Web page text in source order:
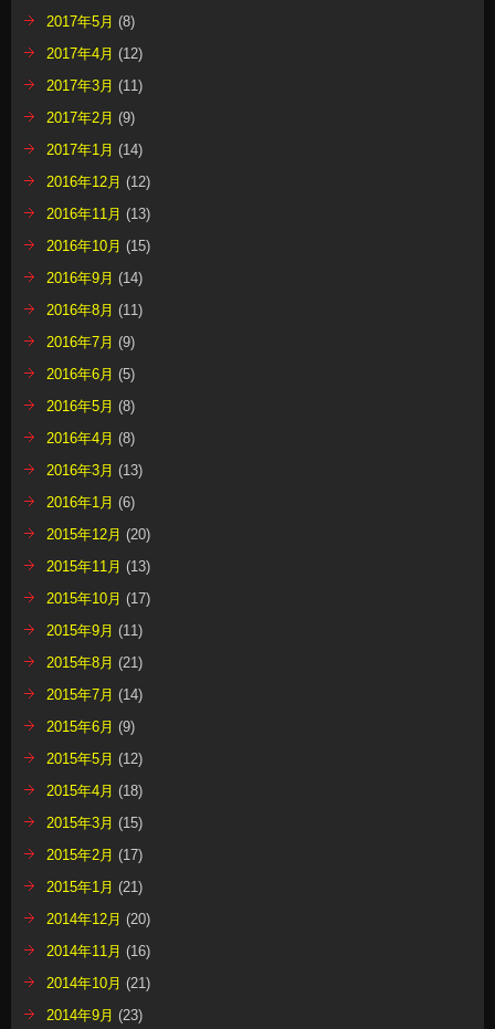
2017年5月 (8)
2017年4月 (12)
2017年3月 (11)
2017年2月 (9)
2017年1月 (14)
2016年12月 (12)
2016年11月 (13)
2016年10月 (15)
2016年9月 (14)
2016年8月 (11)
2016年7月 (9)
2016年6月 (5)
2016年5月 (8)
2016年4月 (8)
2016年3月 (13)
2016年1月 (6)
2015年12月 (20)
2015年11月 (13)
2015年10月 (17)
2015年9月 (11)
2015年8月 (21)
2015年7月 (14)
2015年6月 (9)
2015年5月 (12)
2015年4月 (18)
2015年3月 (15)
2015年2月 (17)
2015年1月 (21)
2014年12月 (20)
2014年11月 (16)
2014年10月 (21)
2014年9月 (23)